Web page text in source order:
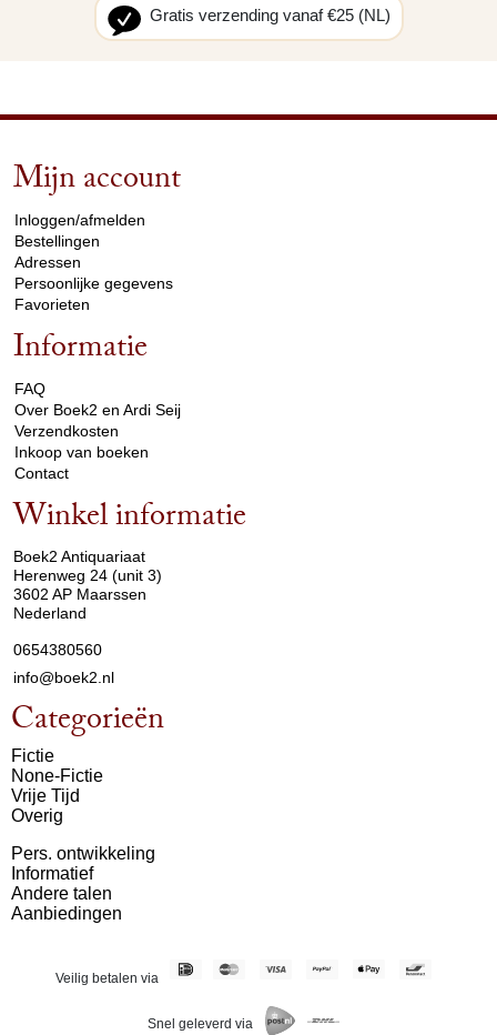
Gratis verzending vanaf €25 (NL)
Mijn account
Inloggen/afmelden
Bestellingen
Adressen
Persoonlijke gegevens
Favorieten
Informatie
FAQ
Over Boek2 en Ardi Seij
Verzendkosten
Inkoop van boeken
Contact
Winkel informatie
Boek2 Antiquariaat
Herenweg 24 (unit 3)
3602 AP Maarssen
Nederland
0654380560
info@boek2.nl
Categorieën
Fictie
None-Fictie
Vrije Tijd
Overig
Pers. ontwikkeling
Informatief
Andere talen
Aanbiedingen
Veilig betalen via
Snel geleverd via